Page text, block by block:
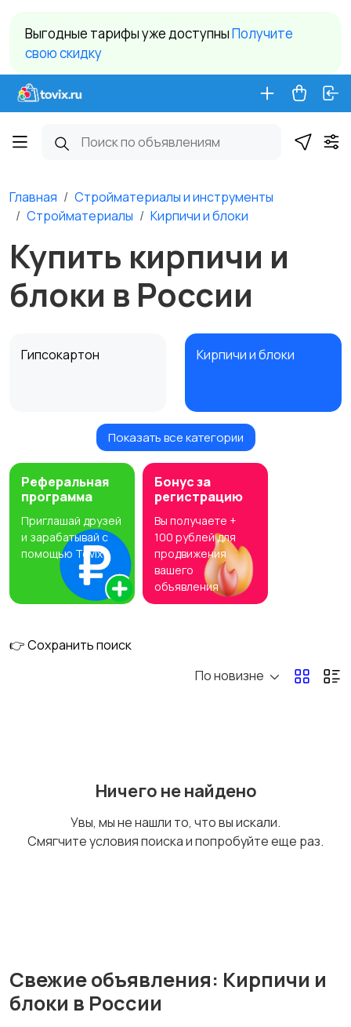
Выгодные тарифы уже доступныПолучите
свою скидку
Главная
Стройматериалы и инструменты
Стройматериалы
Кирпичи и блоки
Купить кирпичи и
блоки в России
Гипсокартон Кирпичи и блоки
Лакокрасочные
материалы
Напольные покрытия
Обои Пиломатериалы
Показать все категории
Реферальная
программа
Приглашай друзей
и зарабатывай с
помощью Tovix
Бонус за
регистрацию
Вы получаете +
100 рублей для
продвижения
вашего
объявления
👉 Сохранить поиск
По новизне
Ничего не найдено
Увы, мы не нашли то, что вы искали.
Смягчите условия поиска и попробуйте еще раз.
Свежие объявления: Кирпичи и
блоки в России